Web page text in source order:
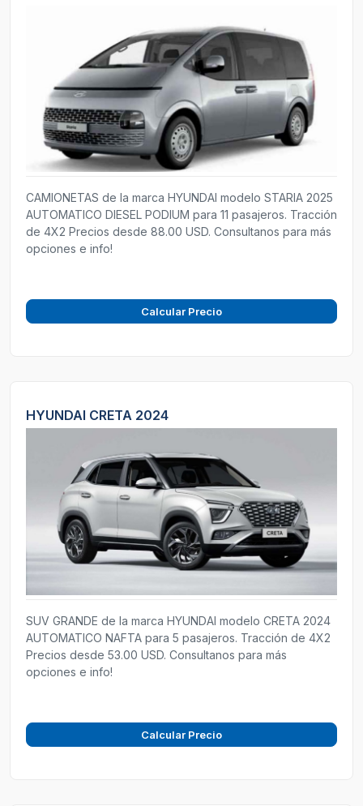
CAMIONETAS de la marca HYUNDAI modelo STARIA 2025
AUTOMATICO DIESEL PODIUM para 11 pasajeros. Tracción
de 4X2 Precios desde 88.00 USD. Consultanos para más
opciones e info!
Calcular Precio
HYUNDAI CRETA 2024
SUV GRANDE de la marca HYUNDAI modelo CRETA 2024
AUTOMATICO NAFTA para 5 pasajeros. Tracción de 4X2
Precios desde 53.00 USD. Consultanos para más
opciones e info!
Calcular Precio